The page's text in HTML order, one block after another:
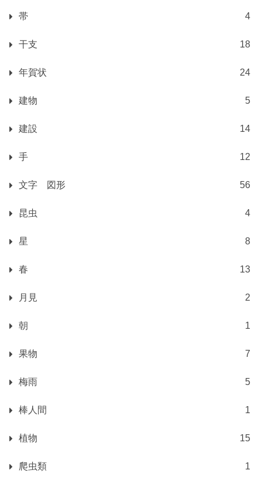
帯 4
干支 18
年賀状 24
建物 5
建設 14
手 12
文字 図形 56
昆虫 4
星 8
春 13
月見 2
朝 1
果物 7
梅雨 5
棒人間 1
植物 15
爬虫類 1